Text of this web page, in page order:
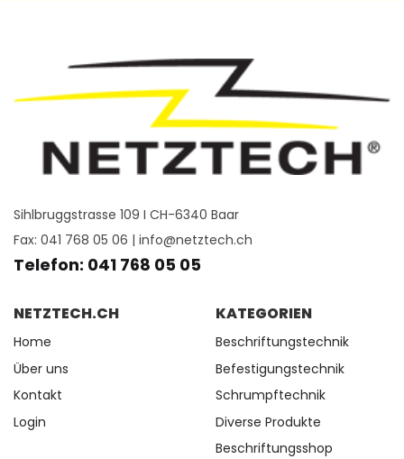
Sihlbruggstrasse 109 I CH-6340 Baar
Fax: 041 768 05 06 | info@netztech.ch
Telefon: 041 768 05 05
NETZTECH.CH
Home
Über uns
Kontakt
Login
KATEGORIEN
Beschriftungstechnik
Befestigungstechnik
Schrumpftechnik
Diverse Produkte
Beschriftungsshop